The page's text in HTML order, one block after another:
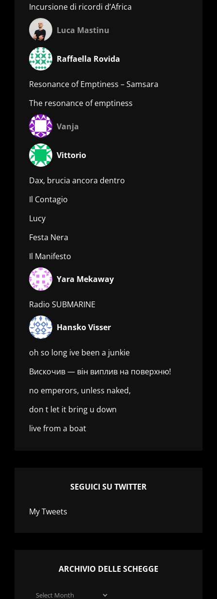
Incursione di ricordi d’Africa
Luca Mastinu
Raffaella Rovida
Resonance of Emptiness – Samsara
The resonance of emptiness
Vanja
Vittorio
Dax, brucia ancora dentro
Il Contagio
Lucy
Festa Nera
Il Manifesto
Yara Mekaway
Radio SUBMARINE
Hansko Visser
oh so long ive been a junkie
Вискочив — він виплив на поверхню!
no emperors, unless naked,
don t let it bring u down
live from a boat
SEGUICI SU TWITTER
My Tweets
ARCHIVIO DELLE SCHEGGE
Archivio